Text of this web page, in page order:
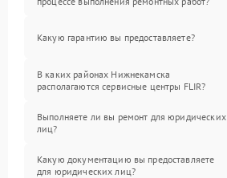
Какую гарантию вы предоставляете?
В каких районах Нижнекамска
располагаются сервисные центры FLIR?
Выполняете ли вы ремонт для юридических
лиц?
Какую документацию вы предоставляете
для юридических лиц?